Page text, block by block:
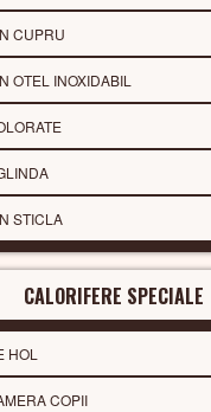
CUPRU
OTEL INOXIDABIL
STICLA
CALORIFERE SPECIALE
HOL
COPII